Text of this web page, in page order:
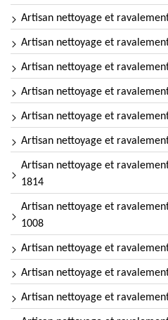
Artisan nettoyage et
Artisan nettoyage et
Artisan nettoyage et
Artisan nettoyage et
Artisan nettoyage et
Artisan nettoyage et
Artisan nettoyage et
1814
Artisan nettoyage et
1008
Artisan nettoyage et
Artisan nettoyage et
Artisan nettoyage et